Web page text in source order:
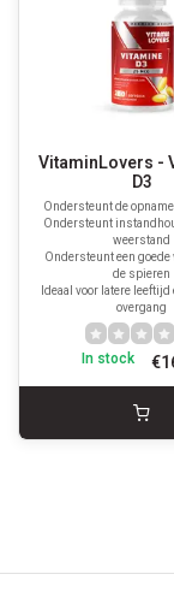
VitaminLovers -
D3
Ondersteunt de
Ondersteunt
weerstand
Ondersteunt een
de spieren
Ideaal voor latere
overgang
In stock